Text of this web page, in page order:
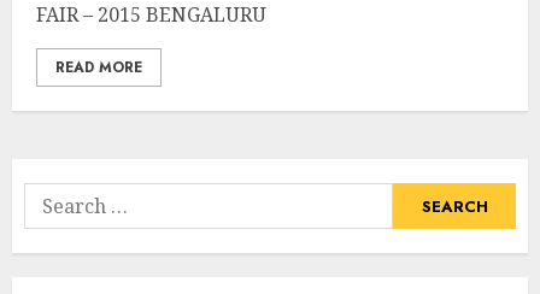
FAIR – 2015 BENGALURU
READ MORE
Search
for: